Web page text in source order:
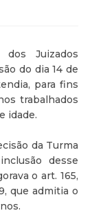
Juizados
do dia 14 de
para fins
trabalhados
idade.
da Turma
desse
o art. 165,
que admitia o